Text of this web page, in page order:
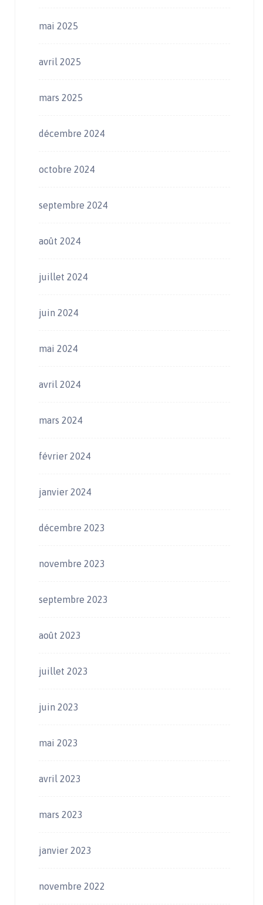
mai 2025
avril 2025
mars 2025
décembre 2024
octobre 2024
septembre 2024
août 2024
juillet 2024
juin 2024
mai 2024
avril 2024
mars 2024
février 2024
janvier 2024
décembre 2023
novembre 2023
septembre 2023
août 2023
juillet 2023
juin 2023
mai 2023
avril 2023
mars 2023
janvier 2023
novembre 2022